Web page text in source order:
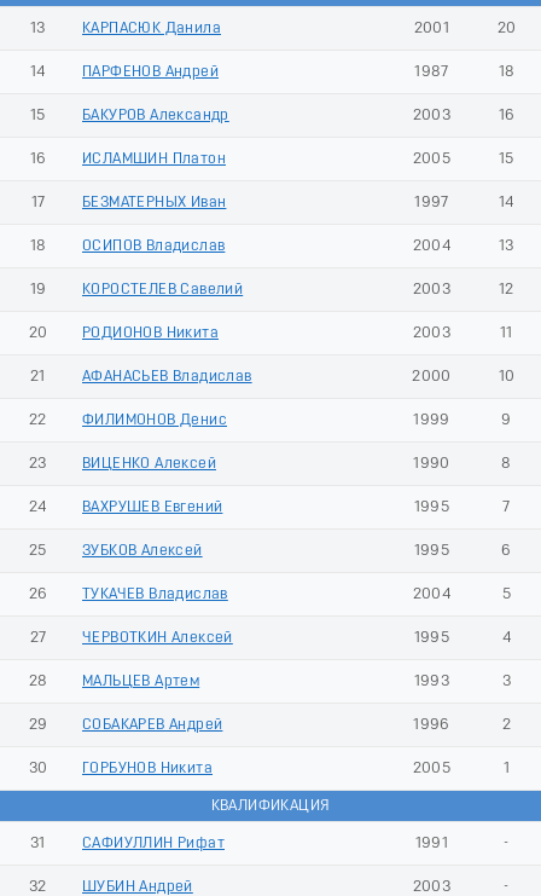
13 КАРПАСЮК Данила 2001 20
14 ПАРФЕНОВ Андрей 1987 18
15 БАКУРОВ Александр 2003 16
16 ИСЛАМШИН Платон 2005 15
17 БЕЗМАТЕРНЫХ Иван 1997 14
18 ОСИПОВ Владислав 2004 13
19 КОРОСТЕЛЕВ Савелий 2003 12
20 РОДИОНОВ Никита 2003 11
21 АФАНАСЬЕВ Владислав 2000 10
22 ФИЛИМОНОВ Денис 1999 9
23 ВИЦЕНКО Алексей 1990 8
24 ВАХРУШЕВ Евгений 1995 7
25 ЗУБКОВ Алексей 1995 6
26 ТУКАЧЕВ Владислав 2004 5
27 ЧЕРВОТКИН Алексей 1995 4
28 МАЛЬЦЕВ Артем 1993 3
29 СОБАКАРЕВ Андрей 1996 2
30 ГОРБУНОВ Никита 2005 1
КВАЛИФИКАЦИЯ
31 САФИУЛЛИН Рифат 1991 -
32 ШУБИН Андрей 2003 -